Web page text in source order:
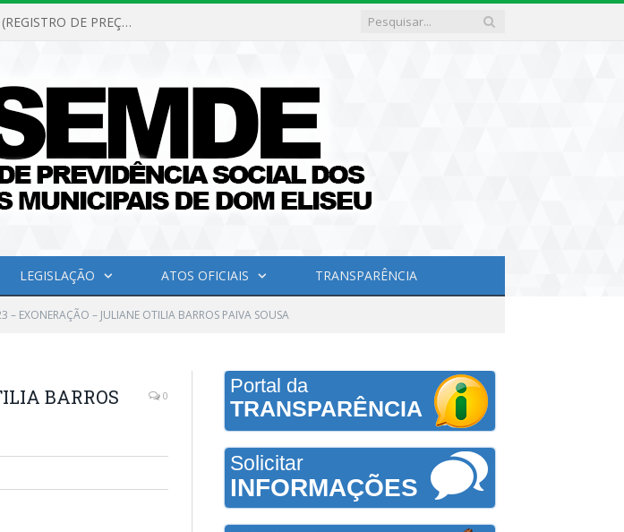
PREGÃO ELETRÔNICO Nº 02/2026-IPSEMDE (REGISTRO DE PREÇOS PARA FUTURA E EVENTUAL AQUISIÇÃO DE MATERIAL DE LIMPEZA E GÊNEROS ALIMENTÍCIOS PARA ATENDER AS NECESSIDADES DO INSTITUTO DE PREVIDÊNCIA SOCIAL DOS SERVIDORES MUNICIPAIS DE DOM ELISEU.)
LEGISLAÇÃO ATOS OFICIAIS TRANSPARÊNCIA
EXONERAÇÃO – JULIANE OTILIA BARROS PAIVA SOUSA
BARROS
0 Portal da
TRANSPARÊNCIA
Solicitar
INFORMAÇÕES